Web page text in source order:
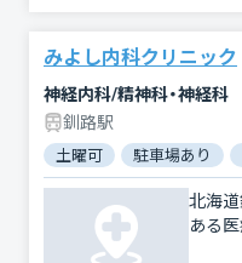
みよし内科クリニック
神経内科/精神科・神経科
釧路駅
土曜可 駐車場あり
北海
ある医